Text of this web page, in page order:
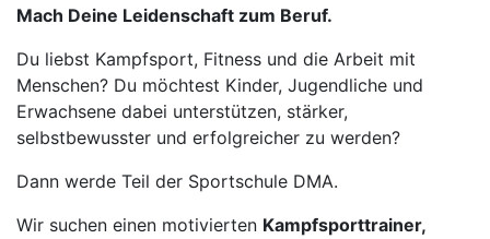
Mach Deine Leidenschaft zum Beruf.
Du liebst Kampfsport, Fitness und die Arbeit mit
Menschen? Du möchtest Kinder, Jugendliche und
Erwachsene dabei unterstützen, stärker,
selbstbewusster und erfolgreicher zu werden?
Dann werde Teil der Sportschule DMA.
Wir suchen einen motivierten Kampfsporttrainer,